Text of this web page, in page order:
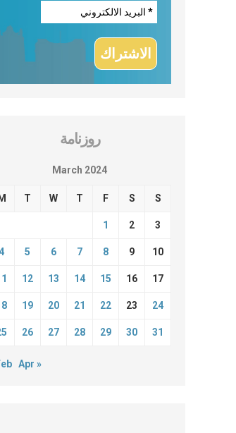
روزنامة
March 2024
T W T F S S
1 2 3
4 5 6 7 8 9 10
12 13 14 15 16 17
19 20 21 22 23 24
26 27 28 29 30 31
Apr »